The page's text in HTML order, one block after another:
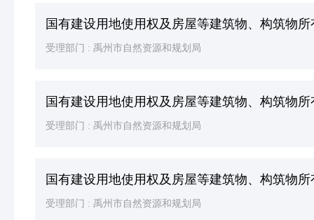
国有建设用地使用权及房屋等建筑物、构筑物
受理部门 : 禹州市自然资源和规划局
国有建设用地使用权及房屋等建筑物、构筑物
受理部门 : 禹州市自然资源和规划局
国有建设用地使用权及房屋等建筑物、构筑物
受理部门 : 禹州市自然资源和规划局